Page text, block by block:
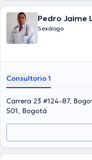
Pedro Jaime
Sexólogo
Consultorio 1
Carrera 23 #124-87,
501, Bogotá